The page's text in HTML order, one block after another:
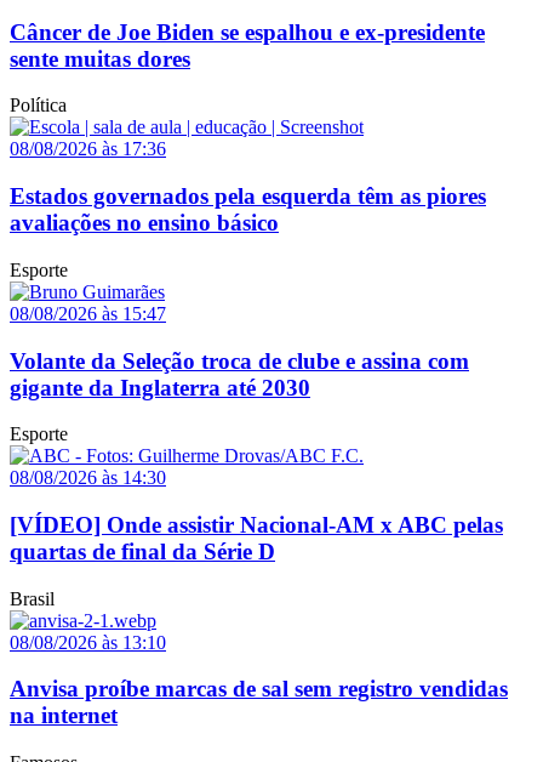
Câncer de Joe Biden se espalhou e ex-presidente
sente muitas dores
Política
08/08/2026 às 17:36
Estados governados pela esquerda têm as piores
avaliações no ensino básico
Esporte
08/08/2026 às 15:47
Volante da Seleção troca de clube e assina com
gigante da Inglaterra até 2030
Esporte
08/08/2026 às 14:30
[VÍDEO] Onde assistir Nacional-AM x ABC pelas
quartas de final da Série D
Brasil
08/08/2026 às 13:10
Anvisa proíbe marcas de sal sem registro vendidas
na internet